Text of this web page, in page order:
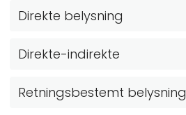
Direkte belysning
Direkte-indirekte
Retningsbestemt belysning